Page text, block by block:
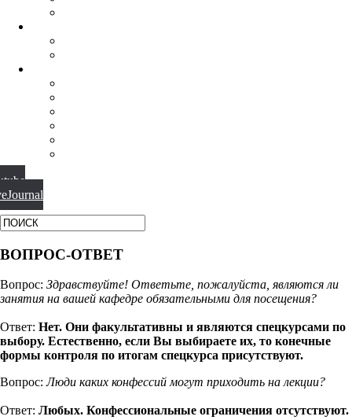
ВОПРОС-ОТВЕТ
Вопрос: Здравствуйте! Ответьте, пожалуйста, являются ли
занятия на вашей кафедре обязательными для посещения?
Ответ: Нет. Они факультативны и являются спецкурсами по
выбору. Естественно, если Вы выбираете их, то конечные
формы контроля по итогам спецкурса присутствуют.
Вопрос:Люди каких конфессий могут приходить на лекции?
Ответ: Любых. Конфессиональные ограничения отсутствуют.